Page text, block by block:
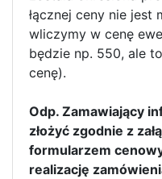
łącznej ceny nie
wliczymy w cenę
będzie np. 550, ale
cenę).
Odp. Zamawiający
złożyć zgodnie z
formularzem
realizację